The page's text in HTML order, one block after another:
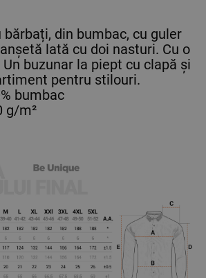
din bumbac, cu guler
lată cu doi nasturi. Cu o
buzunar la piept cu clapă și
pentru stilouri.
bumbac
g/m²